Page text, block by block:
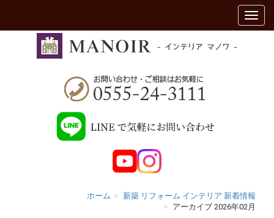
ホーム
新築 リフォーム インテリア 新着情報
アーカイブ 2026年02月